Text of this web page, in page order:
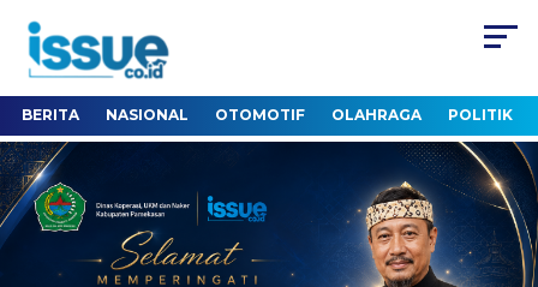
BERITA NASIONAL OTOMOTIF OLAHRAGA POLITIK